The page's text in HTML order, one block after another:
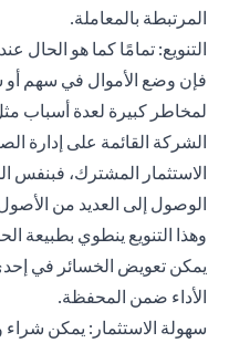
المرتبطة بالمعاملة.
التنويع: تمامًا كما هو
فإن وضع الأموال في سهم أو
لمخاطر كبيرة لعدة أسباب
الشركة القائمة على إدارة
الاستثمار المشترك، فبنفس
الوصول إلى العديد من
وهذا التنويع ينطوي بطبيعة
يمكن تعويض الخسائر في
الأداء ضمن المحفظة.
سهولة الاستثمار: يمكن